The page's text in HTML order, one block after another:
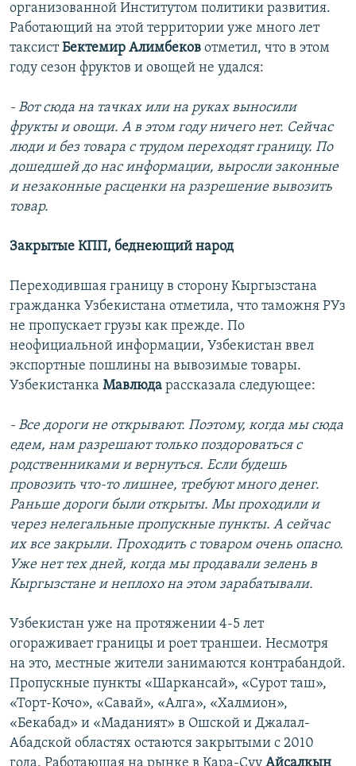
организованной Институтом политики развития.
Работающий на этой территории уже много лет
таксистБектемир Алимбеков отметил, что в этом
году сезон фруктов и овощей не удался:
- Вот сюда на тачках или на руках выносили
фрукты и овощи. А в этом году ничего нет. Сейчас
люди и без товара с трудом переходят границу. По
дошедшей до нас информации, выросли законные
и незаконные расценки на разрешение вывозить
товар.
Закрытые КПП, беднеющий народ
Переходившая границу в сторону Кыргызстана
гражданка Узбекистана отметила, что таможня РУз
не пропускает грузы как прежде. По
неофициальной информации, Узбекистан ввел
экспортные пошлины на вывозимые товары.
Узбекистанка Мавлюда рассказала следующее:
- Все дороги не открывают. Поэтому, когда мы сюда
едем, нам разрешают только поздороваться с
родственниками и вернуться. Если будешь
провозить что-то лишнее, требуют много денег.
Раньше дороги были открыты. Мы проходили и
через нелегальные пропускные пункты. А сейчас
их все закрыли. Проходить с товаром очень опасно.
Уже нет тех дней, когда мы продавали зелень в
Кыргызстане и неплохо на этом зарабатывали.
Узбекистан уже на протяжении 4-5 лет
огораживает границы и роет траншеи. Несмотря
на это, местные жители занимаются контрабандой.
Пропускные пункты «Шаркансай», «Сурот таш»,
«Торт-Кочо», «Савай», «Алга», «Халмион»,
«Бекабад» и «Маданият» в Ошской и Джалал-
Абадской областях остаются закрытыми с 2010